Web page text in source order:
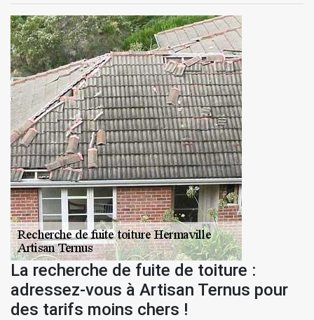
La recherche de fuite de toiture :
adressez-vous à Artisan Ternus pour
des tarifs moins chers !